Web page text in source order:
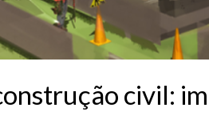
civil: